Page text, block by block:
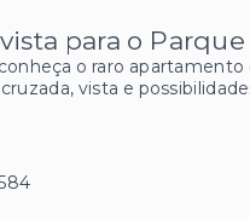
para o Parque
o raro apartamento
vista e